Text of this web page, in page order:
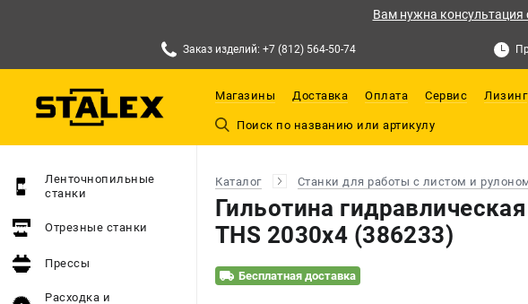
Вам нужна консультация
Заказ изделий: +7 (812) 564-50-74
Магазины Доставка Оплата Сервис Лизинг
Ленточнопильные
станки
Отрезные станки
Прессы
Расходка и
Каталог Станки для работы с листом и
Гильотина
THS 2030x4 (386233)
Бесплатная доставка